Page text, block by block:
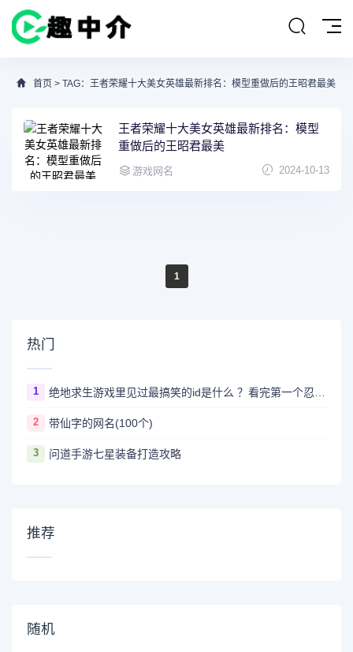
首页 > TAG：王者荣耀十大美女英雄最新排名：模型重做后的王昭君最美
王者荣耀十大美女英雄最新排名：模型
重做后的王昭君最美
游戏网名 2024-10-13
1
热门
1 绝地求生游戏里见过最搞笑的id是什么 ？看完第一个忍不住爆笑
2 带仙字的网名(100个)
3 问道手游七星装备打造攻略
推荐
随机